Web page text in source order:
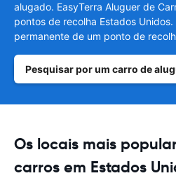
alugado. EasyTerra Aluguer de
pontos de recolha Estados
permanente de um ponto de
Pesquisar por um carro de
Os locais mais
carros em Estados